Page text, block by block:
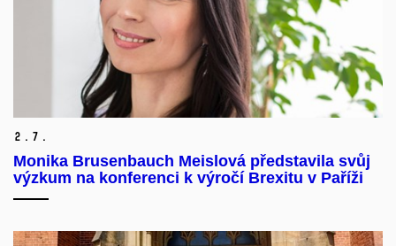
2. 7.
Monika Brusenbauch Meislová představila svůj
výzkum na konferenci k výročí Brexitu v Paříži